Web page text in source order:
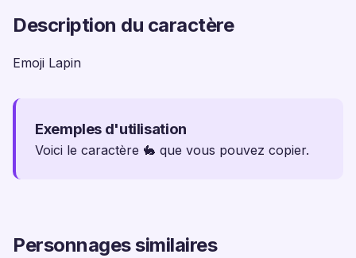
Description du caractère
Emoji Lapin
Exemples d'utilisation
Voici le caractère 🐇 que vous pouvez copier.
Personnages similaires